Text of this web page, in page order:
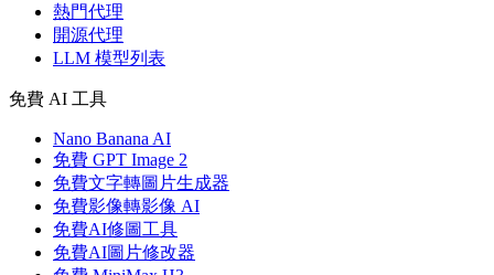
熱門代理
開源代理
LLM 模型列表
免費 AI 工具
Nano Banana AI
免費 GPT Image 2
免費文字轉圖片生成器
免費影像轉影像 AI
免費AI修圖工具
免費AI圖片修改器